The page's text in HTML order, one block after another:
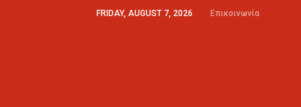
FRIDAY, AUGUST 7, 2026 Επικοινωνία